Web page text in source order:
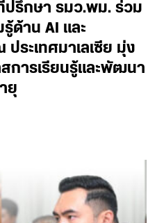
ปรึกษา รมว.พม. ร่วม
ด้าน AI และ
ระเทศมาเลเซีย มุ่ง
สการเรียนรู้และพัฒนา
ยุ